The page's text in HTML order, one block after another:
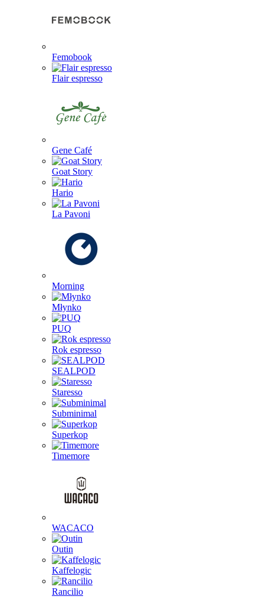
Femobook
Flair espresso
Gene Café
Goat Story
Hario
La Pavoni
Morning
Młynko
PUQ
Rok espresso
SEALPOD
Staresso
Subminimal
Superkop
Timemore
WACACO
Outin
Kaffelogic
Rancilio